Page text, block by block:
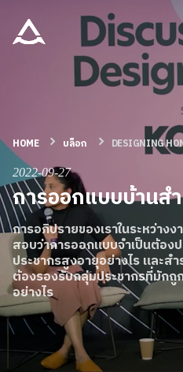
เครื่องมือและเอกสาร
ผลิตภัณฑ์
เกี่ยวกับ ARITCO
สําหรับมืออาชีพ
สั่งซื้อ Digital HomeKit
ติดต่อเรา
HOME บล็อก DESIGNING
2022-09-27
การออกแบบบ้านส
การอภิปรายของเราในระหว่าง
สอบว่าการออกแบบจำเป็นต้อง
ประชากรสูงอายุอย่างไร และส
ต้องรองรับกลุ่มประชากรที่มักถู
อย่างไร